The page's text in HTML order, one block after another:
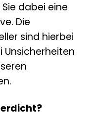
dabei eine
Die
sind hierbei
Unsicherheiten